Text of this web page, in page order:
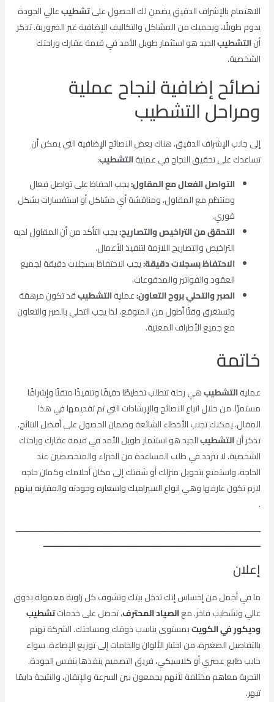
الاهتمام بالإشراف الدقيق يضمن لك الحصول علىتشطيبعالي الجودة
يدوم طويلًا، ويحميك من المشاكل والتكاليف الإضافية غير الضرورية. تذكر
أنالتشطيبالجيد هو استثمار طويل الأمد في قيمة عقارك وراحتك
الشخصية.
نصائح إضافية لنجاح عملية
ومراحل التشطيب
إلى جانب الإشراف الدقيق، هناك بعض النصائح الإضافية التي يمكن أن
تساعدك على تحقيق النجاح في عمليةالتشطيب:
التواصل الفعال مع المقاول:يجب الحفاظ على تواصل فعال
ومنتظم مع المقاول، ومناقشة أي مشاكل أو استفسارات بشكل
فوري.
التحقق من التراخيص والتصاريح:يجب التأكد من أن المقاول لديه
التراخيص والتصاريح اللازمة لتنفيذ الأعمال.
الاحتفاظ بسجلات دقيقة:يجب الاحتفاظ بسجلات دقيقة لجميع
العقود والفواتير والمدفوعات.
الصبر والتحلي بروح التعاون:عمليةالتشطيبقد تكون مرهقة
وتستغرق وقتًا أطول من المتوقع، لذا يجب التحلي بالصبر والتعاون
مع جميع الأطراف المعنية.
خاتمة
عمليةالتشطيبهي رحلة تتطلب تخطيطًا دقيقًا وتنفيذًا متقنًا وإشرافًا
مستمرًا. من خلال اتباع النصائح والإرشادات التي تم تقديمها في هذا
المقال، يمكنك تجنب الأخطاء الشائعة وضمان الحصول على أفضل النتائج.
تذكر أنالتشطيبالجيد هو استثمار طويل الأمد في قيمة عقارك وراحتك
الشخصية. لا تتردد في طلب المساعدة من الخبراء والمتخصصين عند
الحاجة، واستمتع بتحويل منزلك أو شقتك إلى مكان أحلامك وكمان حاجه
لازم تكون عارفها وهيانواع السيراميك واسعاره وجودته والمقارنه بينهم
.
ــــــــــــــــــــــــــــــــــــــــــــــــــــــــــــــــــــــــــــــــ
ـــــــــــــــــــــــــــــــــــــــــــــــــــــــــــــــــــــــ
إعلان
ما في أجمل من إحساس إنك تدخل بيتك وتشوف كل زاوية معمولة بذوق
عالي وتشطيب فاخر. معالصياد المحترف، تحصل على خدماتتشطيب
وديكور في الكويتبمستوى يناسب ذوقك ومساحتك. الشركة تهتم
بالتفاصيل الصغيرة، من اختيار الألوان والخامات إلى توزيع الإضاءة. سواء
حابب طابع عصري أو كلاسيكي، فريق التصميم ينفذها بنفس الجودة.
التجربة معاهم مختلفة لأنهم يجمعون بين السرعة والإتقان، والنتيجة دايمًا
تبهر.